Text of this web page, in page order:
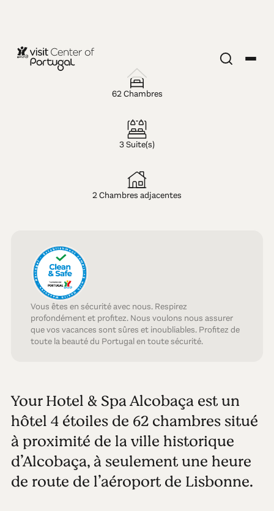
HÔTEL — 4 ÉTOILES
Your Hotel &
Spa Alcobaça
62 Chambres
3 Suite(s)
2 Chambres adjacentes
Vous êtes en sécurité avec nous. Respirez
profondément et profitez. Nous voulons nous assurer
que vos vacances sont sûres et inoubliables. Profitez de
toute la beauté du Portugal en toute sécurité.
Your Hotel & Spa Alcobaça est un
hôtel 4 étoiles de 62 chambres situé
à proximité de la ville historique
d’Alcobaça, à seulement une heure
de route de l’aéroport de Lisbonne.